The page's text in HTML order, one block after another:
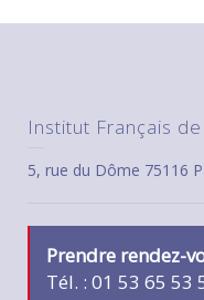
Institut Français
5, rue du Dôme 75116
Prendre rendez-
Tél. : 01 53 65 53